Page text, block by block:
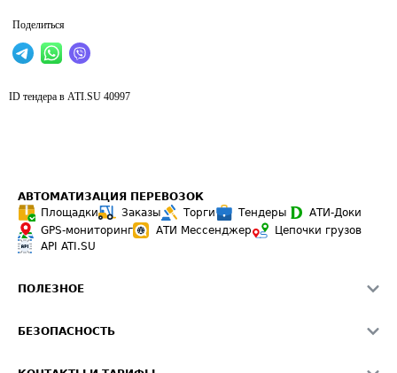
Поделиться
ID тендера в ATI.SU 40997
АВТОМАТИЗАЦИЯ ПЕРЕВОЗОК
Площадки
Заказы Торги Тендеры
АТИ-Доки
GPS-мониторинг
АТИ Мессенджер
Цепочки грузов
API ATI.SU
ПОЛЕЗНОЕ
Звезды ATI.SU на вашем сайте
БЕЗОПАСНОСТЬ